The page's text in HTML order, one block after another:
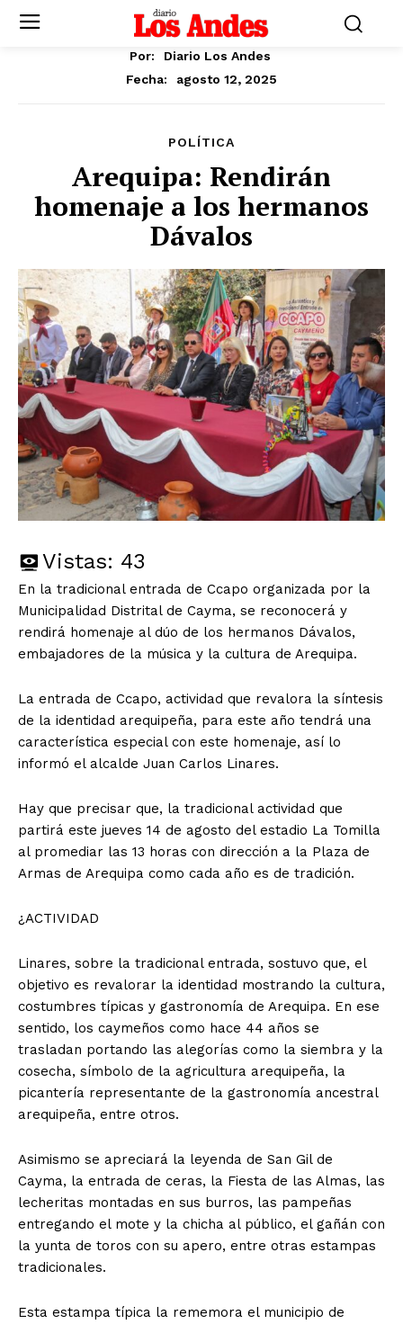
Por:
Diario Los Andes
Fecha:
agosto 12, 2025
POLÍTICA
Arequipa: Rendirán
homenaje a los hermanos
Dávalos
Vistas: 43
En la tradicional entrada de Ccapo organizada por la
Municipalidad Distrital de Cayma, se reconocerá y
rendirá homenaje al dúo de los hermanos Dávalos,
embajadores de la música y la cultura de Arequipa.
La entrada de Ccapo, actividad que revalora la síntesis
de la identidad arequipeña, para este año tendrá una
característica especial con este homenaje, así lo
informó el alcalde Juan Carlos Linares.
Hay que precisar que, la tradicional actividad que
partirá este jueves 14 de agosto del estadio La Tomilla
al promediar las 13 horas con dirección a la Plaza de
Armas de Arequipa como cada año es de tradición.
¿ACTIVIDAD
Linares, sobre la tradicional entrada, sostuvo que, el
objetivo es revalorar la identidad mostrando la cultura,
costumbres típicas y gastronomía de Arequipa. En ese
sentido, los caymeños como hace 44 años se
trasladan portando las alegorías como la siembra y la
cosecha, símbolo de la agricultura arequipeña, la
picantería representante de la gastronomía ancestral
arequipeña, entre otros.
Asimismo se apreciará la leyenda de San Gil de
Cayma, la entrada de ceras, la Fiesta de las Almas, las
lecheritas montadas en sus burros, las pampeñas
entregando el mote y la chicha al público, el gañán con
la yunta de toros con su apero, entre otras estampas
tradicionales.
Esta estampa típica la rememora el municipio de